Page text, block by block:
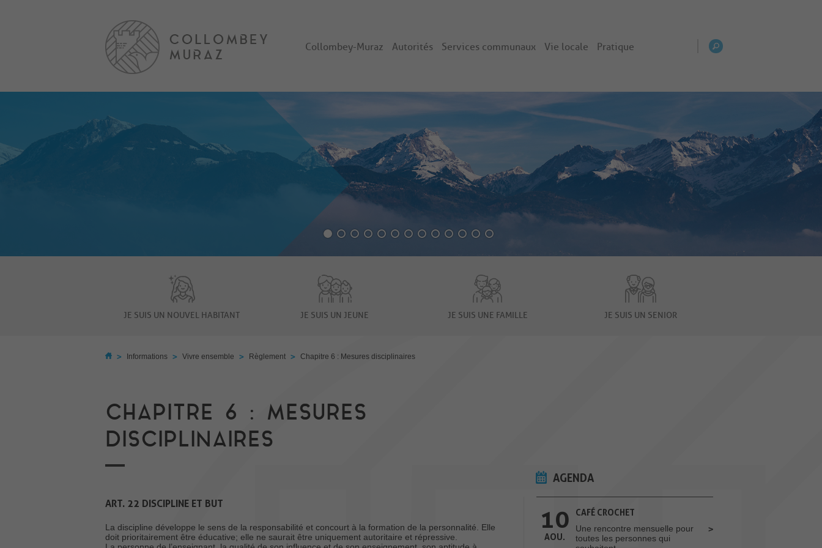
Collombey-Muraz Autorités Services communaux Vie locale Pratique
JE SUIS UN NOUVEL HABITANT JE SUIS UN JEUNE JE SUIS UNE FAMILLE JE SUIS UN SENIOR
> Informations > Vivre ensemble > Règlement > Chapitre 6 : Mesures disciplinaires
CHAPITRE 6 : MESURES
DISCIPLINAIRES
ART. 22 DISCIPLINE ET BUT
La discipline développe le sens de la responsabilité et concourt à la formation de la personnalité. Elle
doit prioritairement être éducative; elle ne saurait être uniquement autoritaire et répressive.
AGENDA
10
AOU.
CAFÉ CROCHET
Une rencontre mensuelle pour
toutes les personnes qui